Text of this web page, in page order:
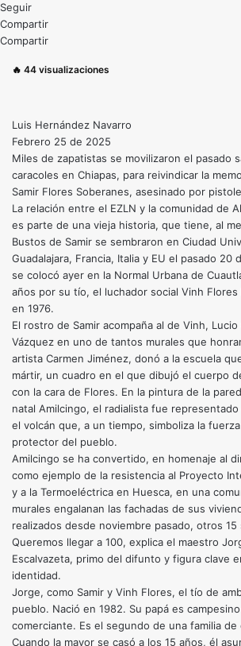
Seguir
Compartir
Compartir
🔥 44 visualizaciones
Luis Hernández Navarro
Febrero 25 de 2025
Miles de zapatistas se movilizaron el pasado
caracoles en Chiapas, para reivindicar la
Samir Flores Soberanes, asesinado por
La relación entre el EZLN y la comunidad de
es parte de una vieja historia, que tiene, al
Bustos de Samir se sembraron en Ciudad
Guadalajara, Francia, Italia y EU el pasado 20
se colocó ayer en la Normal Urbana de
años por su tío, el luchador social Vinh Flores
en 1976.
El rostro de Samir acompaña al de Vinh, Lucio
Vázquez en uno de tantos murales que
artista Carmen Jiménez, donó a la escuela
mártir, un cuadro en el que dibujó el cuerpo
con la cara de Flores. En la pintura de la
natal Amilcingo, el radialista fue
el volcán que, a un tiempo, simboliza la
protector del pueblo.
Amilcingo se ha convertido, en homenaje al
como ejemplo de la resistencia al Proyecto
y a la Termoeléctrica en Huesca, en una
murales engalanan las fachadas de sus
realizados desde noviembre pasado, otros
Queremos llegar a 100, explica el maestro
Escalvazeta, primo del difunto y figura clave
identidad.
Jorge, como Samir y Vinh Flores, el tío de
pueblo. Nació en 1982. Su papá es
comerciante. Es el segundo de una familia de
Cuando la mayor se casó a los 15 años, él